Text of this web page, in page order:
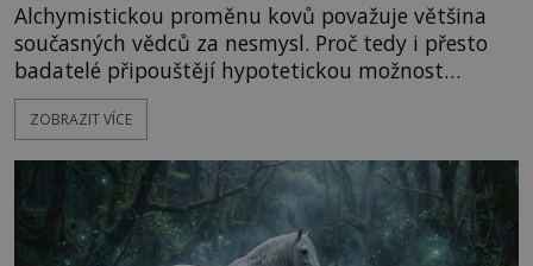
Alchymistickou proměnu kovů považuje většina
současných vědců za nesmysl. Proč tedy i přesto
badatelé připouštějí hypotetickou možnost
transmutace? Mohl její podstatu odhalit anglický
alchymista, vědec a dobrodruh Edward Kelly?
Měšťané pozorují konání muže, který se stává
nesmrtelnou legendou již během
ZOBRAZIT VÍCE